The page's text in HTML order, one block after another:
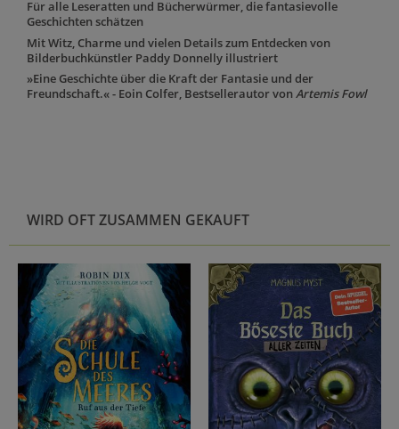
Für alle Leseratten und Bücherwürmer, die fantasievolle
Geschichten schätzen
Mit Witz, Charme und vielen Details zum Entdecken von
Bilderbuchkünstler Paddy Donnelly illustriert
»Eine Geschichte über die Kraft der Fantasie und der
Freundschaft.« - Eoin Colfer, Bestsellerautor von Artemis Fowl
WIRD OFT ZUSAMMEN GEKAUFT